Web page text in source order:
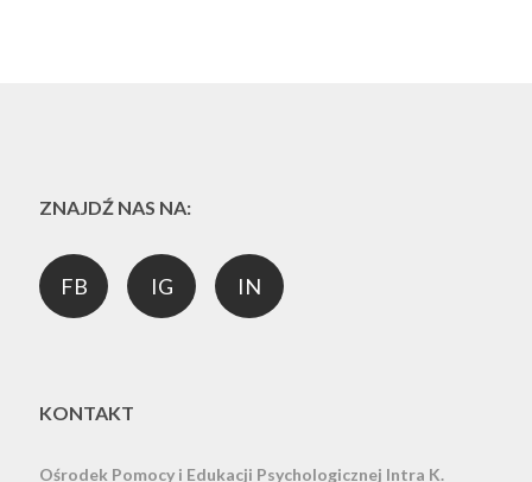
ZNAJDŹ NAS NA:
FB IG IN
KONTAKT
Ośrodek Pomocy i Edukacji Psychologicznej Intra K.